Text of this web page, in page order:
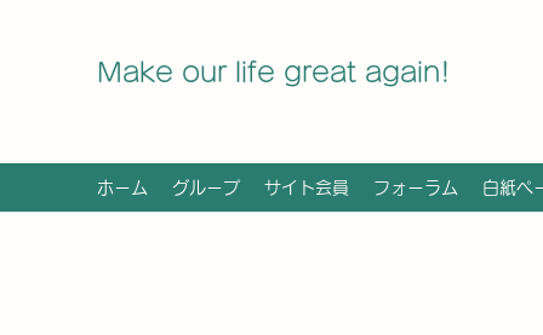
Make our life great again!
ホーム グループ サイト会員 フォーラム 白紙ペ